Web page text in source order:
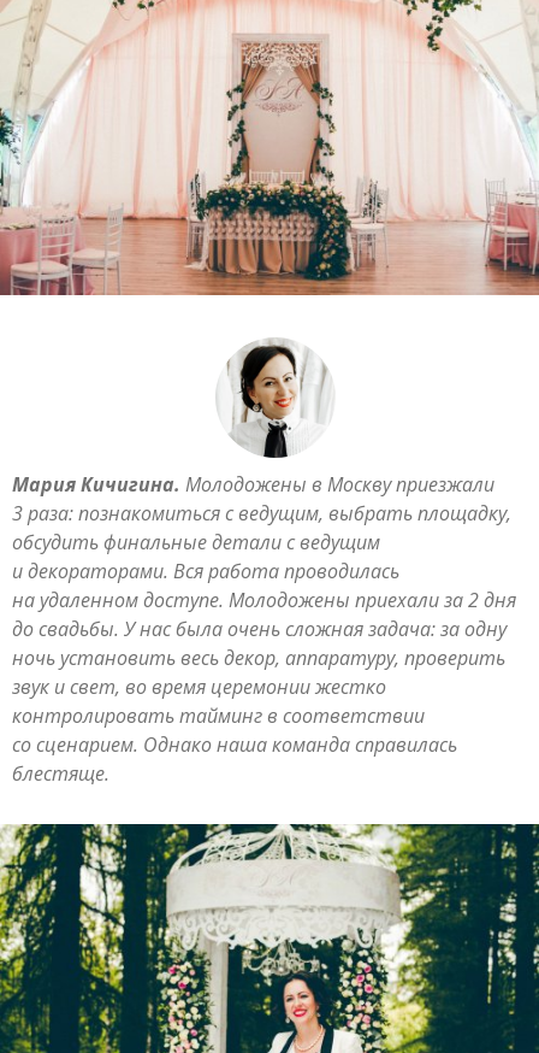
Мария Кичигина. Молодожены в Москву приезжали
3 раза: познакомиться с ведущим, выбрать площадку,
обсудить финальные детали с ведущим
и декораторами. Вся работа проводилась
на удаленном доступе. Молодожены приехали за 2 дня
до свадьбы. У нас была очень сложная задача: за одну
ночь установить весь декор, аппаратуру, проверить
звук и свет, во время церемонии жестко
контролировать тайминг в соответствии
со сценарием. Однако наша команда справилась
блестяще.